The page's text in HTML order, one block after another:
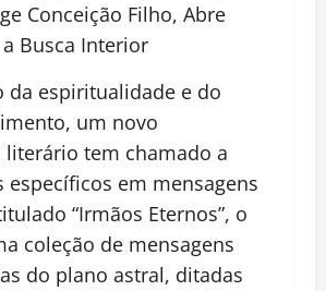
Conceição Filho, Abre
Busca Interior
da espiritualidade e do
um novo
literário tem chamado a
específicos em mensagens
“Irmãos Eternos”, o
coleção de mensagens
do plano astral, ditadas